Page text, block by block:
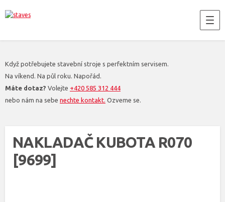
Když potřebujete stavební stroje s perfektním servisem.
Na víkend. Na půl roku. Napořád.
Máte dotaz? Volejte +420 585 312 444
nebo nám na sebe nechte kontakt. Ozveme se.
NAKLADAČ KUBOTA R070
[9699]